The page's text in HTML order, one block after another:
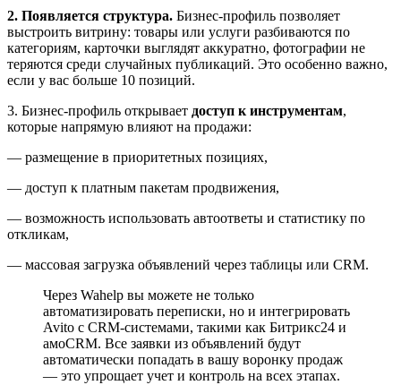
2. Появляется структура. Бизнес-профиль позволяет
выстроить витрину: товары или услуги разбиваются по
категориям, карточки выглядят аккуратно, фотографии не
теряются среди случайных публикаций. Это особенно важно,
если у вас больше 10 позиций.
3. Бизнес-профиль открывает доступ к инструментам,
которые напрямую влияют на продажи:
— размещение в приоритетных позициях,
— доступ к платным пакетам продвижения,
— возможность использовать автоответы и статистику по
откликам,
— массовая загрузка объявлений через таблицы или CRM.
Через Wahelp вы можете не только
автоматизировать переписки, но и интегрировать
Avito с CRM-системами, такими как Битрикс24 и
aмоCRM. Все заявки из объявлений будут
автоматически попадать в вашу воронку продаж
— это упрощает учет и контроль на всех этапах.